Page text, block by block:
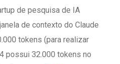
de pesquisa de IA
de contexto do Claude
tokens (para realizar
possui 32.000 tokens no